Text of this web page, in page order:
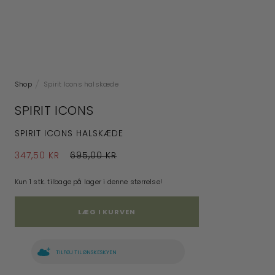
Shop Spirit Icons halskæde
SPIRIT ICONS
SPIRIT ICONS HALSKÆDE
347,50 KR
695,00 KR
Kun 1 stk. tilbage på lager i denne størrelse!
LÆG I KURVEN
TILFØJ TIL ØNSKESKYEN